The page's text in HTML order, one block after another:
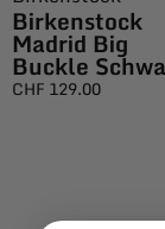
Birkenstock
Madrid Big
Buckle
CHF 129.00